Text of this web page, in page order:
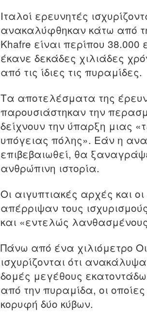
Ιταλοί ερευνητές
ανακαλύφθηκαν κάτω από
Khafre είναι περίπου
έκανε δεκάδες χιλιάδες
από τις ίδιες τις πυραμίδες.
Τα αποτελέσματα της
παρουσιάστηκαν την
δείχνουν την ύπαρξη μιας
υπόγειας πόλης». Εάν η
επιβεβαιωθεί, θα
ανθρώπινη ιστορία.
Οι αιγυπτιακές αρχές και οι
απέρριψαν τους
και «εντελώς
Πάνω από ένα χιλιόμετρο
ισχυρίζονται ότι
δομές μεγέθους
από την πυραμίδα, οι οποίες
κορυφή δύο κύβων.